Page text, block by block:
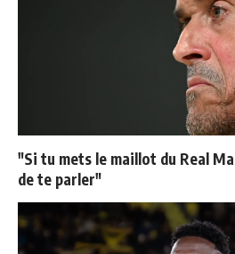
"Si tu mets le maillot du Real
de te parler"